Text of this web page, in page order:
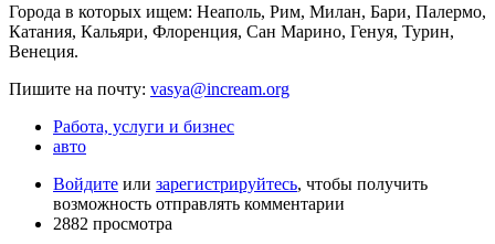
Города в которых ищем: Неаполь, Рим, Милан, Бари, Палермо,
Катания, Кальяри, Флоренция, Сан Марино, Генуя, Турин,
Венеция.
Пишите на почту: vasya@incream.org
Работа, услуги и бизнес
авто
Войдите или зарегистрируйтесь, чтобы получить
возможность отправлять комментарии
2882 просмотра